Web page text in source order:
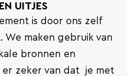
UITJES
is door ons zelf
maken gebruik van
bronnen en
er zeker van dat je met